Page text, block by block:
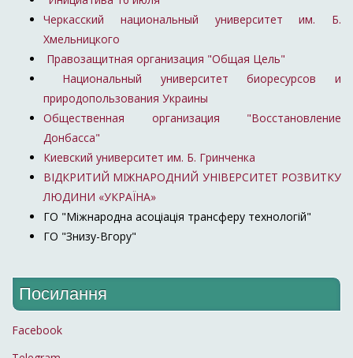
Черкасский национальный университет им. Б.
Хмельницкого
Правозащитная организация "Общая Цель"
Национальный университет биоресурсов и
природопользования Украины
Общественная организация "Восстановление
Донбасса"
Киевский университет им. Б. Гринченка
ВІДКРИТИЙ МІЖНАРОДНИЙ УНІВЕРСИТЕТ РОЗВИТКУ
ЛЮДИНИ «УКРАЇНА»
ГО "Міжнародна асоціація трансферу технологій"
ГО "Знизу-Вгору"
Посилання
Facebook